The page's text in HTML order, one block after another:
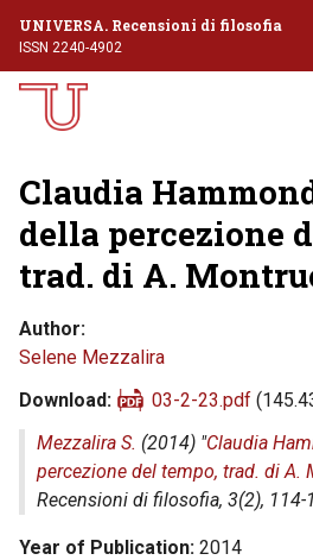
UNIVERSA. Recensioni di filosofia
ISSN 2240-4902
Claudia
della percezione
trad. di A.
Author
Selene Mezzalira
Download
03-2-23.pdf
Mezzalira S. (2014) "Claudia
percezione del tempo, trad. di A.
Recensioni di filosofia, 3(2), 114-
Year of Publication 2014